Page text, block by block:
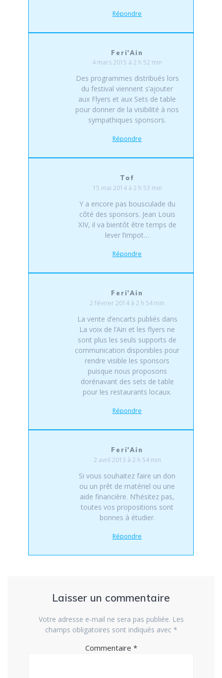
Répondre
Feri'Ain
4 mars 2015 à 2 h 52 min
Des programmes distribués lors
du festival viennent s’ajouter
aux Flyers et aux Sets de table
pour donner de la visibilité à nos
sympathiques sponsors.
Répondre
Tof
15 mai 2014 à 2 h 53 min
Y a encore pas bousculade du
côté des sponsors. Jean Louis
XIV, il va bientôt être temps de
lever l’impot…
Répondre
Feri'Ain
2 février 2014 à 2 h 54 min
La vente d’encarts publiés dans
La voix de l’Ain et les flyers ne
sont plus les seuls supports de
communication disponibles pour
rendre visible les sponsors
puisque nous proposons
dorénavant des sets de table
pour les restaurants locaux.
Répondre
Feri'Ain
2 avril 2013 à 2 h 54 min
Si vous souhaitez faire un don
ou un prêt de matériel ou une
aide financière. N’hésitez pas,
toutes vos propositions sont
bonnes à étudier.
Répondre
Laisser un commentaire
Votre adresse e-mail ne sera pas publiée. Les
champs obligatoires sont indiqués avec *
Commentaire *